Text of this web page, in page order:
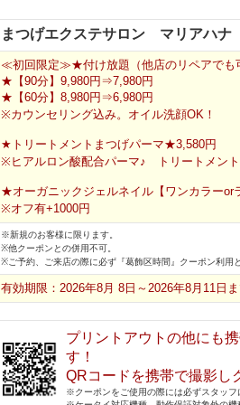
まつげエクステサロン マリアハ
≪初回限定≫★付け放題（他店のリペアでも
★【90分】9,980円⇒7,980円
★【60分】8,980円⇒6,980円
※カウンセリング込み。オイル洗顔OK！
★トリートメントまつげパーマ★3,580円
※ヒアルロン酸配合パーマ♪ トリートメント
★オーガニックジェルネイル【ワンカラーor
※オフ有+1000円
※新規のお客様に限ります。
※他クーポンとの併用不可。
※ご予約、ご来店の際に必ず『葛飾区時間』クーポン利用
有効期限：2026年8月 8日～2026年8月11日
プリントアウトの他にも
す！
QRコードを携帯で撮影し
※クーポンをご使用の際には必ずスタッフ